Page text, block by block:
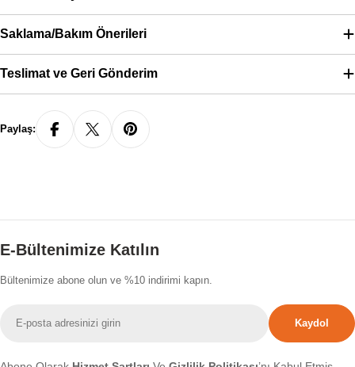
Saklama/Bakım Önerileri
Teslimat ve Geri Gönderim
Paylaş:
E-Bültenimize Katılın
Bültenimize abone olun ve %10 indirimi kapın.
posta
Kaydol